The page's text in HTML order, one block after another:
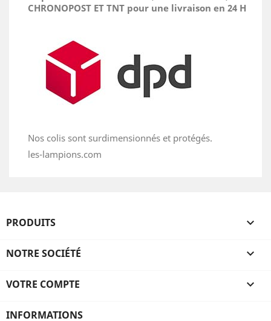
CHRONOPOST ET TNT pour une livraison en 24 H
Nos colis sont surdimensionnés et protégés.
les-lampions.com
PRODUITS 
NOTRE SOCIÉTÉ 
VOTRE COMPTE 
INFORMATIONS